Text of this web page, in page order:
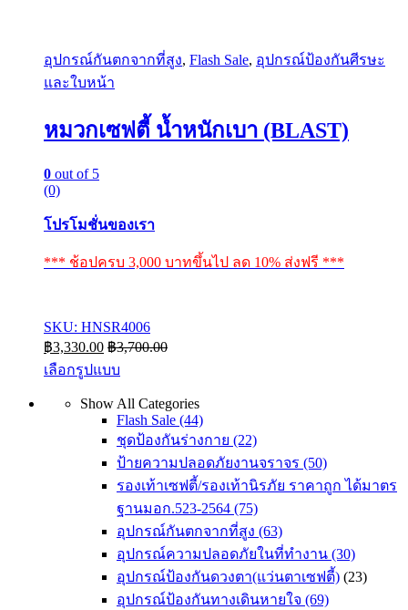
อุปกรณ์กันตกจากที่สูง, Flash Sale, อุปกรณ์ป้องกันศีรษะ
และใบหน้า
หมวกเซฟตี้ น้ำหนักเบา (BLAST)
0 out of 5
(0)
โปรโมชั่นของเรา
*** ช้อปครบ 3,000 บาทขึ้นไป ลด 10% ส่งฟรี ***
SKU: HNSR4006
฿3,330.00 ฿3,700.00
เลือกรูปแบบ
productShow All Categories
Flash Sale (44)
ชุดป้องกันร่างกาย (22)
ป้ายความปลอดภัยงานจราจร (50)
รองเท้าเซฟตี้/รองเท้านิรภัย ราคาถูก ได้มาตร
ฐานมอก.523-2564 (75)
อุปกรณ์กันตกจากที่สูง (63)
อุปกรณ์ความปลอดภัยในที่ทำงาน (30)
อุปกรณ์ป้องกันดวงตา(แว่นตาเซฟตี้) (23)
อุปกรณ์ป้องกันทางเดินหายใจ (69)